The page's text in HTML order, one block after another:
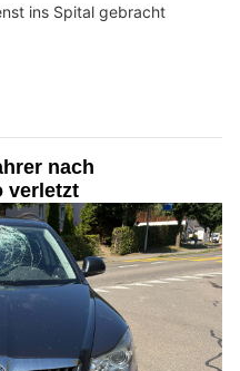
ins Spital gebracht
nach
verletzt